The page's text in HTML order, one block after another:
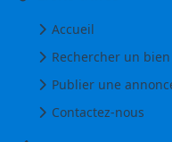
Accueil
Rechercher un bien
Publier une
Contactez-nous